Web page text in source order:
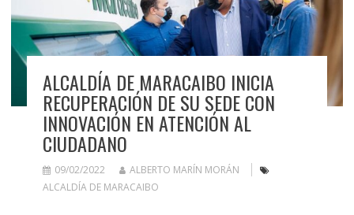
ALCALDÍA DE MARACAIBO INICIA
RECUPERACIÓN DE SU SEDE CON
INNOVACIÓN EN ATENCIÓN AL
CIUDADANO
09/02/2022
ALBERTO MARÍN MORÁN
ALCALDÍA DE MARACAIBO